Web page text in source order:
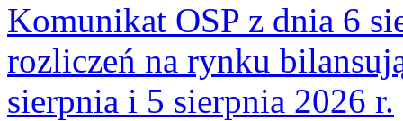
Komunikat OSP z dnia 6
rozliczeń na rynku
sierpnia i 5 sierpnia 2026 r.